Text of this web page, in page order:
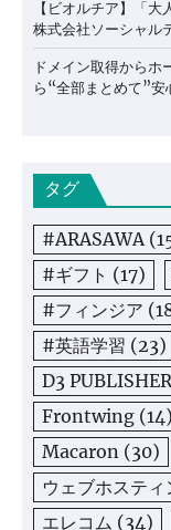
【ビオルチア】「
株式会社ソーシャル
ドメイン取得からホ
ら“全部まとめて”安
タグ
#ARASAWA
#ギフト (17)
#フィンジア
#英語学習 (23)
D3 PUBLISHER
Frontwing (14)
Macaron (30)
ウェブホスティ
エレコム (34)